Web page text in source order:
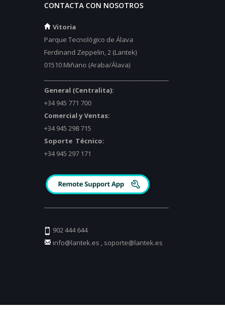
CONTACTA CON NOSOTROS
Vitoria
Parque Tecnológico de Álava
Ferdinand Zeppelin, 2 (Lantek)
01510 Miñano (Araba/Álava)
General (Centralita):
+34 945 771 700
Comercial y Ventas:
+34 945 298 715
Soporte Técnico:
+34 945 297 171
902 444 644
info@lantek.es , soporte@lantek.es